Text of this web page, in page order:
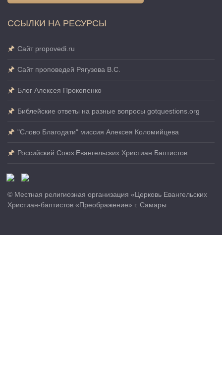
ССЫЛКИ НА РЕСУРСЫ
Сайт propovedi.ru
Сайт проповедей Рягузова В.С.
Блог Алексея Прокопенко
Библейские ответы на разные вопросы gotquestions.org
"Слово Благодати" миссия Алексея Коломийцева
Российский Союз Евангельских Христиан Баптистов
© Местная религиозная организация «Церковь Евангельских
Христиан-баптистов «Преображение» г. Самары